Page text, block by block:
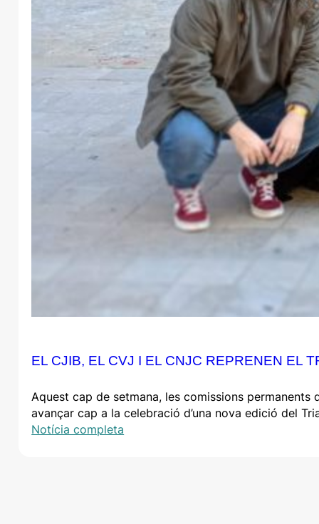
EL CJIB, EL CVJ I EL CNJC REPRENEN EL
Aquest cap de setmana, les comissions
avançar cap a la celebració d’una nova edició del
Notícia completa